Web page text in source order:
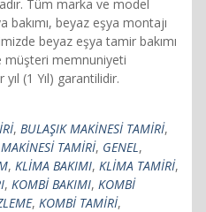
Tüm marka ve model
beyaz eşya montajı
beyaz eşya tamir bakımı
müşteri memnuniyeti
(1 Yıl) garantilidir.
, BULAŞIK MAKİNESİ TAMİRİ,
TAMİRİ, GENEL,
, KLİMA BAKIMI, KLİMA TAMİRİ,
, KOMBİ BAKIMI, KOMBİ
, KOMBİ TAMİRİ,